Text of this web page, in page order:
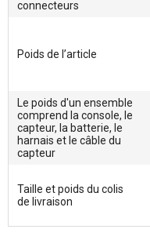
connecteurs
Poids de l’article
Le poids d'un ensemble
comprend la console, le
capteur, la batterie, le
harnais et le câble du
capteur
Taille et poids du colis
de livraison